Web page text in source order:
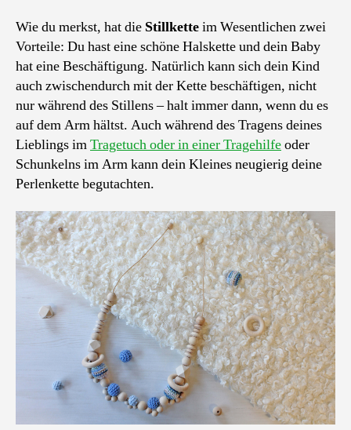
Wie du merkst, hat die Stillketteim Wesentlichen zwei
Vorteile: Du hast eine schöne Halskette und dein Baby
hat eine Beschäftigung. Natürlich kann sich dein Kind
auch zwischendurch mit der Kette beschäftigen, nicht
nur während des Stillens – halt immer dann, wenn du es
auf dem Arm hältst. Auch während des Tragens deines
Lieblings imTragetuch oder in einer Tragehilfeoder
Schunkelns im Arm kann dein Kleines neugierig deine
Perlenkette begutachten.